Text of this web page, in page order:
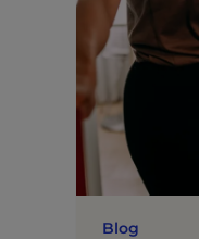
Blog